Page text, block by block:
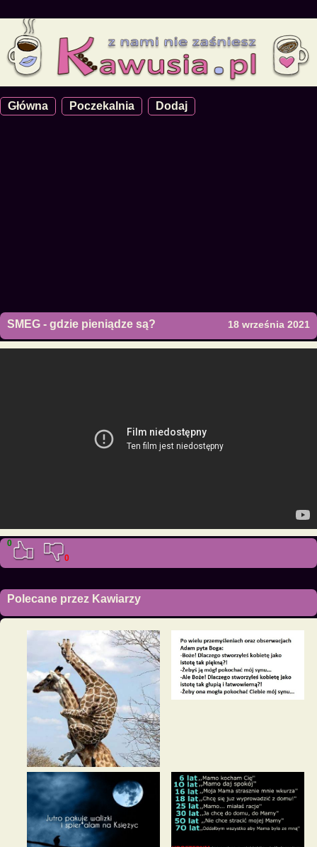
Główna Poczekalnia Dodaj
SMEG - gdzie pieniądze są? 18 września 2021
0
0
Polecane przez Kawiarzy